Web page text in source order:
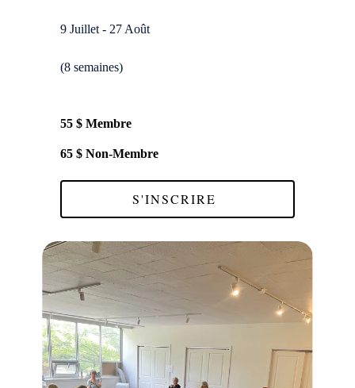
9 Juillet - 27 Août
(8 semaines)
55 $ Membre
65 $ Non-Membre
S'INSCRIRE